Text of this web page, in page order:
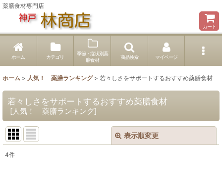
薬膳食材専門店
カート
ホーム カテゴリ
季節・症状別薬
膳食材
商品検索 マイページ
ホーム > 人気！ 薬膳ランキング > 若々しさをサポートするおすすめ薬膳食材
若々しさをサポートするおすすめ薬膳食材
[人気！ 薬膳ランキング]
表示順変更
4件